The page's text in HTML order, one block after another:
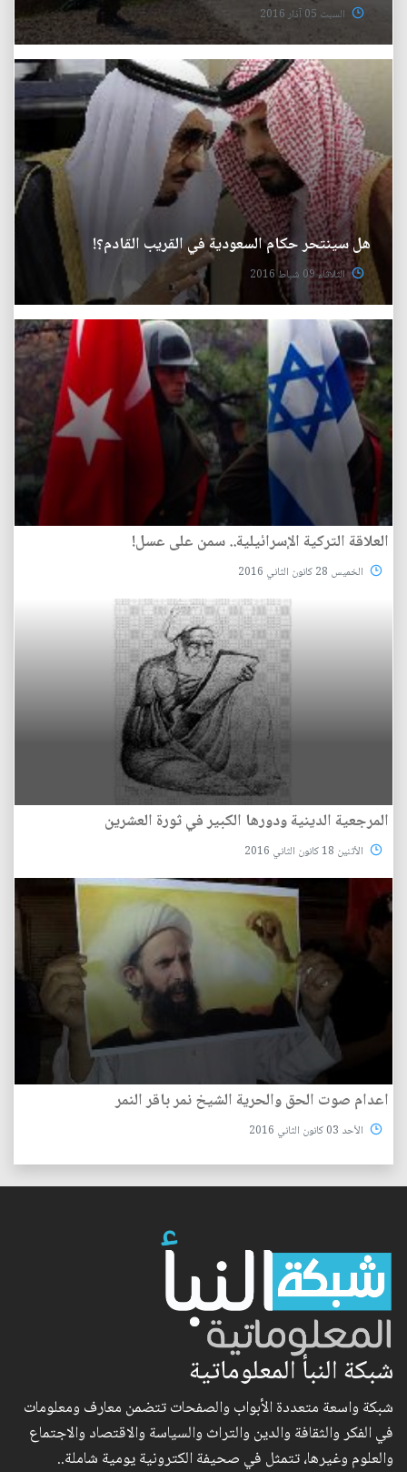
السبت 05 آذار 2016
هل سينتحر حكام السعودية في القريب القادم؟!
الثلاثاء 09 شباط 2016
العلاقة التركية الإسرائيلية.. سمن على عسل!
الخميس 28 كانون الثاني 2016
المرجعية الدينية ودورها الكبير في ثورة العشرين
الأثنين 18 كانون الثاني 2016
اعدام صوت الحق والحرية الشيخ نمر باقر النمر
الأحد 03 كانون الثاني 2016
شبكة النبأ المعلوماتية
شبكة واسعة متعددة الأبواب والصفحات تتضمن معارف ومعلومات
في الفكر والثقافة والدين والتراث والسياسة والاقتصاد والاجتماع
والعلوم وغيرها، تتمثل في صحيفة الكترونية يومية شاملة..